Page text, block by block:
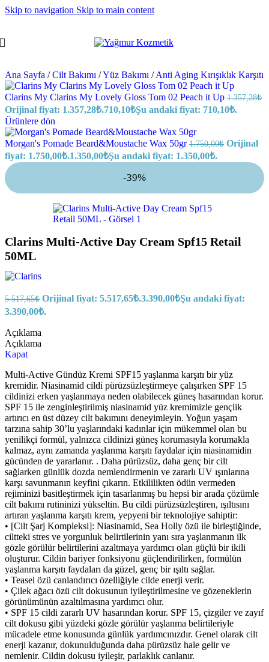
Skip to navigation Skip to main content
Ana Sayfa / Cilt Bakımı /Yüz Bakımı / Anti Aging Kırışıklık Karşıtı
Clarins My Clarins My Lovely Gloss Tom 02 Peach it Up 1.357,28₺
Orijinal fiyat: 1.357,28₺.710,10₺Şu andaki fiyat: 710,10₺.
Ürünlere dön
Morgan's Pomade Beard&Moustache Wax 50gr1.750,00₺ Orijinal
fiyat: 1.750,00₺.1.350,00₺Şu andaki fiyat: 1.350,00₺.
-39%
Clarins Multi-Active Day Cream Spf15 Retail
50ML
5.517,65₺ Orijinal fiyat: 5.517,65₺.3.390,00₺Şu andaki fiyat:
3.390,00₺.
Açıklama
Açıklama
Kapat
Multi-Active Gündüz Kremi SPF15 yaşlanma karşıtı bir yüz
kremidir. Niasinamid cildi pürüzsüzleştirmeye çalışırken SPF 15
cildinizi erken yaşlanmaya neden olabilecek güneş hasarından korur.
SPF 15 ile zenginleştirilmiş niasinamid yüz kremimizle gençlik
artırıcı en üst düzey cilt bakımını deneyimleyin. Yoğun yaşam
tarzına sahip 30’lu yaşlarındaki kadınlar için mükemmel olan bu
yenilikçi formül, yalnızca cildinizi güneş korumasıyla korumakla
kalmaz, aynı zamanda yaşlanma karşıtı faydalar için niasinamidin
gücünden de yararlanır. . Daha pürüzsüz, daha genç bir cilt
sağlarken günlük dozda nemlendirmenin ve zararlı UV ışınlarına
karşı savunmanın keyfini çıkarın. Etkililikten ödün vermeden
rejiminizi basitleştirmek için tasarlanmış bu hepsi bir arada çözümle
cilt bakımı rutininizi yükseltin. Bu cildi pürüzsüzleştiren, ışıltısını
artıran yaşlanma karşıtı krem, yepyeni bir teknolojiye sahiptir:
• [Cilt Şarj Kompleksi]: Niasinamid, Sea Holly özü ile birleştiğinde,
ciltteki stres ve yorgunluk belirtilerinin yanı sıra yaşlanmanın ilk
gözle görülür belirtilerini azaltmaya yardımcı olan güçlü bir ikili
oluşturur. Cildin bariyer fonksiyonu güçlendirilirken, formülün
yaşlanma karşıtı faydaları da güzel, genç bir ışıltı sağlar.
• Teasel özü canlandırıcı özelliğiyle cilde enerji verir.
• Çilek ağacı özü cilt dokusunun iyileştirilmesine ve gözeneklerin
görünümünün azaltılmasına yardımcı olur.
• SPF 15 cildi zararlı UV hasarından korur. SPF 15, çizgiler ve zayıf
cilt dokusu gibi yüzdeki gözle görülür yaşlanma belirtileriyle
mücadele etme konusunda günlük yardımcınızdır. Genel olarak cilt
enerji kazanır, dokunulduğunda daha pürüzsüz hale gelir ve
nemlenir. Cildin dokusu iyileşir, parlaklık canlanır.